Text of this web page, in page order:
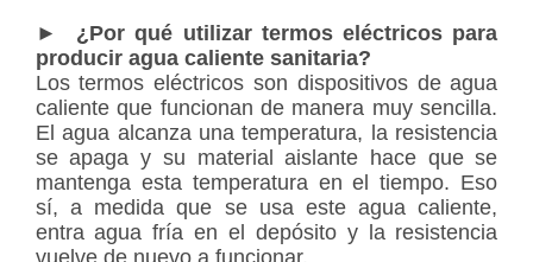
► ¿Por qué utilizar termos eléctricos para
producir agua caliente sanitaria?
Los termos eléctricos son dispositivos de agua
caliente que funcionan de manera muy sencilla.
El agua alcanza una temperatura, la resistencia
se apaga y su material aislante hace que se
mantenga esta temperatura en el tiempo. Eso
sí, a medida que se usa este agua caliente,
entra agua fría en el depósito y la resistencia
vuelve de nuevo a funcionar.